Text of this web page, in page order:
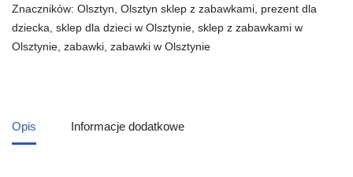
Znaczników: Olsztyn Olsztyn sklep z zabawkami prezent dla
dziecka sklep dla dzieci w Olsztynie sklep z zabawkami w
Olsztynie zabawki zabawki w Olsztynie
Opis Informacje dodatkowe